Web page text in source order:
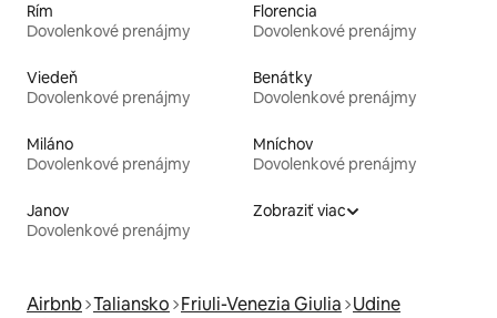
Rím
Dovolenkové prenájmy
Florencia
Dovolenkové prenájmy
Viedeň
Dovolenkové prenájmy
Benátky
Dovolenkové prenájmy
Miláno
Dovolenkové prenájmy
Mníchov
Dovolenkové prenájmy
Janov
Dovolenkové prenájmy
Zobraziť viac
Airbnb Taliansko Friuli-Venezia Giulia Udine